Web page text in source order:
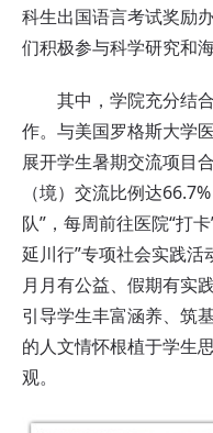
科生出国语言考试奖励
们积极参与科学研究和
其中，学院充分结合
作。与美国罗格斯大学
展开学生暑期交流项目
（境）交流比例达
队”，每周前往医院“打
延川行”专项社会实践活
月月有公益、假期有实
引导学生丰富涵养、筑
的人文情怀根植于学生
观。